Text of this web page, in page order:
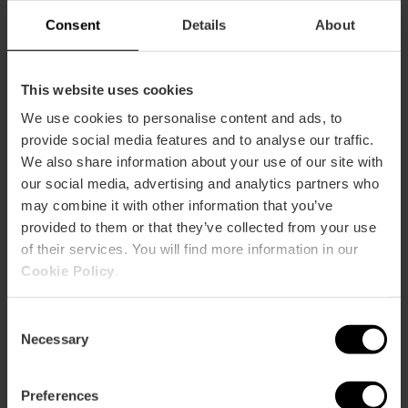
Consent Details About
This website uses cookies
We use cookies to personalise content and ads, to
provide social media features and to analyse our traffic.
We also share information about your use of our site with
our social media, advertising and analytics partners who
may combine it with other information that you’ve
provided to them or that they’ve collected from your use
of their services. You will find more information in our
Cookie Policy
Selection
Necessary
Preferences
miniatura» a València
miniatura»
València
150é aniversari de Julio
150é
aniversari
Julio
González
a
València
Visita guiada per l'Estadi
Ciutat de València
Visita
guiada
per
l'Estadi
Ciutat
Nova sala de cinema IMAX a
Nova
de
a
Flamenc en directe al Café del
Flamenc